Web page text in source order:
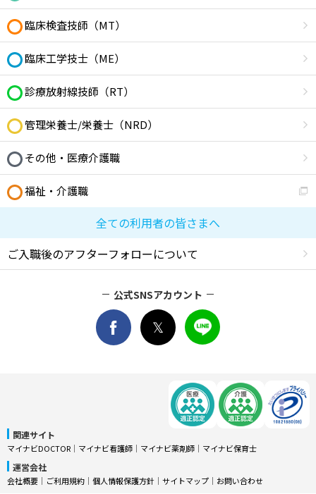
臨床検査技師（MT）
臨床工学技士（ME）
診療放射線技師（RT）
管理栄養士/栄養士（NRD）
その他・医療介護職
福祉・介護職
全ての利用者の皆さまへ
ご入職後のアフターフォローについて
公式SNSアカウント
関連サイト
マイナビDOCTOR │ マイナビ看護師 │ マイナビ薬剤師 │ マイナビ保育士
運営会社
会社概要 │ ご利用規約 │ 個人情報保護方針 │ サイトマップ │ お問い合わせ